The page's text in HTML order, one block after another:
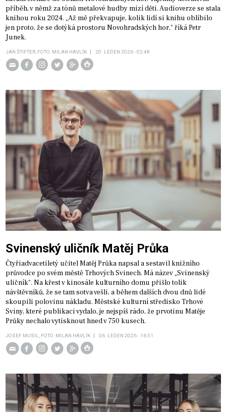
příběh, v němž za tónů metalové hudby mizí děti. Audioverze se stala
knihou roku 2024. „Až mě překvapuje, kolik lidí si knihu oblíbilo
jen proto, že se dotýká prostoru Novohradských hor,“ říká Petr
Junek.
JAN ŠTIFTER, FOTO: MILAN HAVLÍK 20. LEDEN 2026 - 02:48
Svinenský uličník Matěj Průka
Čtyřiadvacetiletý učitel Matěj Průka napsal a sestavil knižního
průvodce po svém městě Trhových Svinech. Má název „Svinenský
uličník“. Na křest v kinosále kulturního domu přišlo tolik
návštěvníků, že se tam sotva vešli, a během dalších dvou dnů lidé
skoupili polovinu nákladu. Městské kulturní středisko Trhové
Sviny, které publikaci vydalo, je nejspíš rádo, že prvotinu Matěje
Průky nechalo vytisknout hned v 750 kusech.
JOSEF MUSIL, FOTO: MILAN HAVLÍK 06. LEDEN 2026 - 16:51